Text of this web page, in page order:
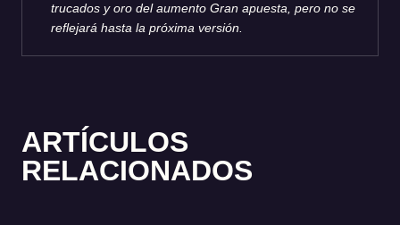
trucados y oro del aumento Gran apuesta, pero no se
reflejará hasta la próxima versión.
ARTÍCULOS
RELACIONADOS